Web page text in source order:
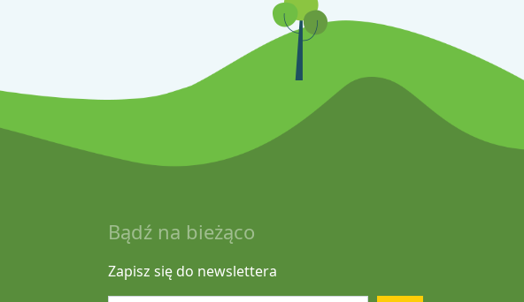
Bądź na bieżąco
Zapisz się do newslettera